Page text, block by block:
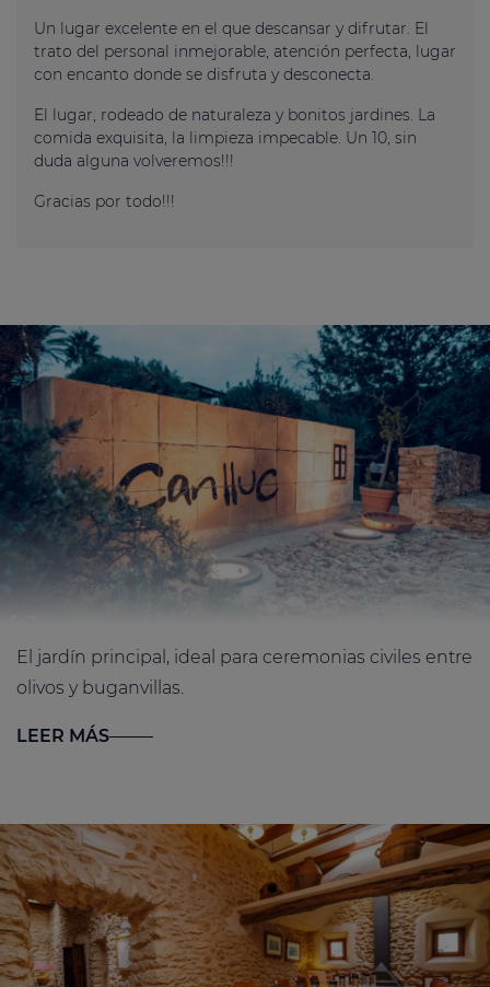
Un lugar excelente en el que descansar y difrutar. El
trato del personal inmejorable, atención perfecta, lugar
con encanto donde se disfruta y desconecta.
El lugar, rodeado de naturaleza y bonitos jardines. La
comida exquisita, la limpieza impecable. Un 10, sin
duda alguna volveremos!!!
Gracias por todo!!!
El jardín principal, ideal para ceremonias civiles entre
olivos y buganvillas.
LEER MÁS